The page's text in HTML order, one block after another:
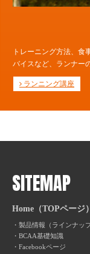
トレーニング方法、食
バイスなど、ランナー
ランニング講座
SITEMAP
Home（TOPページ）
製品情報（ラインナップ
BCAA基礎知識
Facebookページ